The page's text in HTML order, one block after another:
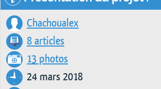
Chachoualex
8 articles
13 photos
24 mars 2018